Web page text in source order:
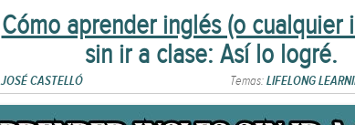
Cómo aprender inglés (o cualquier
sin ir a clase: Así lo logré.
Temas:LIFELONG
JOSÉ CASTELLÓ